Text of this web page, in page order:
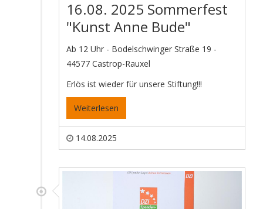
16.08. 2025 Sommerfest
"Kunst Anne Bude"
Ab 12 Uhr - Bodelschwinger Straße 19 -
44577 Castrop-Rauxel
Erlös ist wieder für unsere Stiftung!!!
Weiterlesen
14.08.2025